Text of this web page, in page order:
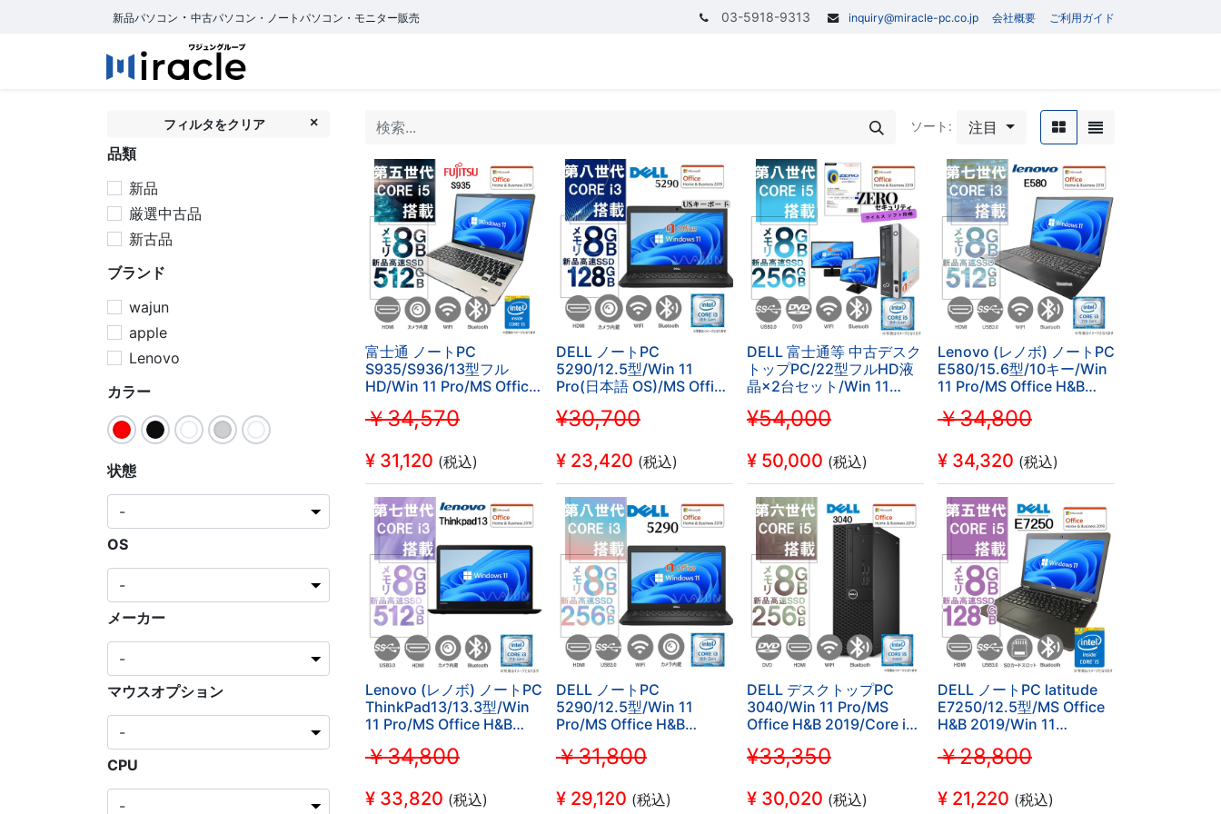
新品パソコン ・ 中古パソコン・ノートパソコン・モニター販売 03-5918-9313 inquiry@miracle-pc.co.jp 会社概要 ご利用ガイド
フィルタをクリア
品類
新品
厳選中古品
新古品
ブランド
wajun
apple
Lenovo
カラー
状態
OS
メーカー
マウスオプション
CPU
ソート: 注目
富士通 ノートPC
S935/S936/13型フル
HD/Win 11 Pro/MS Office
5300U/WEBカメ
SSD (整備済み品)
￥34,570
¥ 31,120 (税込)
DELL ノートPC
5290/12.5型/Win 11
Pro(日本語 OS)/MS Office
8130U/WEBカメ
C/US キーボー
ド/8GB/128GB SSD (整備
済み品)
¥30,700
¥ 23,420 (税込)
DELL 富士通等 中古デスク
トップPC/22型フルHD液
晶×2台セット/Win 11
2019/Corei5第8世
属/WIFI/Bluetooth/DVD-
RW/8GB/SSD256GB (整
備済み品)
¥54,000
¥ 50,000 (税込)
Lenovo (レノボ) ノートPC
E580/15.6型/10キー/Win
11 Pro/MS Office H&B
カメ
SSD (整備済み品)
￥34,800
¥ 34,320 (税込)
Lenovo (レノボ) ノートPC
ThinkPad13/13.3型/Win
11 Pro/MS Office H&B
7100U/WEBカメ
SSD (整備済み品)
￥34,800
¥ 33,820 (税込)
DELL ノートPC
5290/12.5型/Win 11
Pro/MS Office H&B
8130U/WEBカメ
SSD (整備済み品)
￥31,800
¥ 29,120 (税込)
DELL デスクトップPC
3040/Win 11 Pro/MS
Office H&B 2019/Core i5-
SSD/中古整備PC
¥33,350
¥ 30,020 (税込)
DELL ノートPC latitude
E7250/12.5型/MS Office
H&B 2019/Win 11
カメ
SSD (整備済み品)
￥28,800
¥ 21,220 (税込)